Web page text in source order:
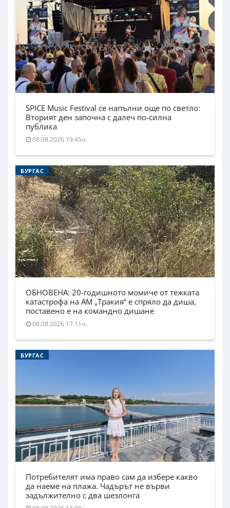
SPICE Music Festival се напълни още по светло:
Вторият ден започна с далеч по-силна
публика
08.08.2026 19:45ч.
БУРГАС
ОБНОВЕНА: 20-годишното момиче от тежката
катастрофа на АМ „Тракия“ е спряло да диша,
поставено е на командно дишане
08.08.2026 17:11ч.
БУРГАС
Потребителят има право сам да избере какво
да наеме на плажа. Чадърът не върви
задължително с два шезлонга